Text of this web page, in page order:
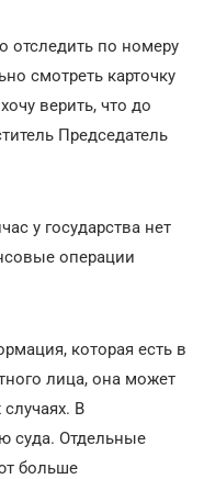
отследить по номеру
смотреть карточку
верить, что до
Председатель
у государства нет
операции
которая есть в
лица, она может
В
суда. Отдельные
больше